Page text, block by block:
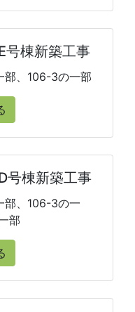
号棟新築工事
部、106-3の一部
号棟新築工事
部、106-3の一
部